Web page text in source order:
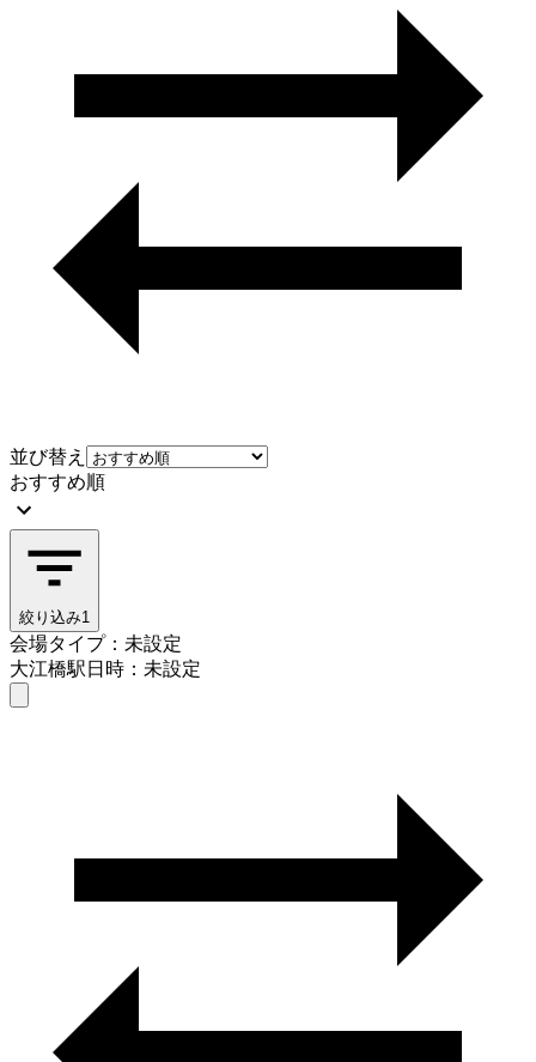
並び替え
おすすめ順
絞り込み1
会場タイプ：未設定
大江橋駅日時：未設定